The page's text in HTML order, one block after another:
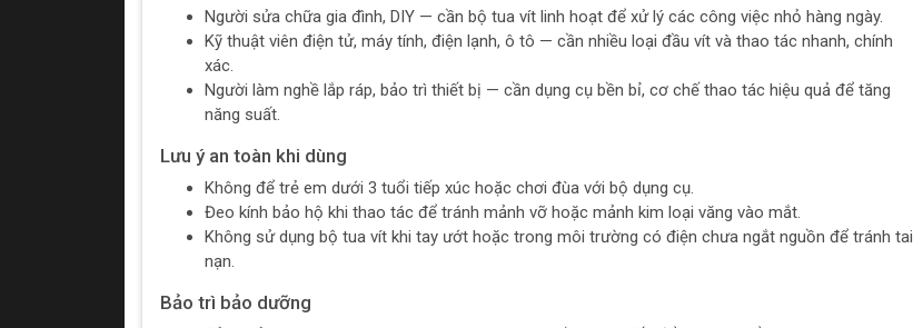
Người sửa chữa gia đình, DIY — cần bộ tua vít linh hoạt để xử lý các công việc nhỏ hàng ngày.
Kỹ thuật viên điện tử, máy tính, điện lạnh, ô tô — cần nhiều loại đầu vít và thao tác nhanh, chính
xác.
Người làm nghề lắp ráp, bảo trì thiết bị — cần dụng cụ bền bỉ, cơ chế thao tác hiệu quả để tăng
năng suất.
Lưu ý an toàn khi dùng
Không để trẻ em dưới 3 tuổi tiếp xúc hoặc chơi đùa với bộ dụng cụ.
Đeo kính bảo hộ khi thao tác để tránh mảnh vỡ hoặc mảnh kim loại văng vào mắt.
Không sử dụng bộ tua vít khi tay ướt hoặc trong môi trường có điện chưa ngắt nguồn để tránh tai
nạn.
Bảo trì bảo dưỡng